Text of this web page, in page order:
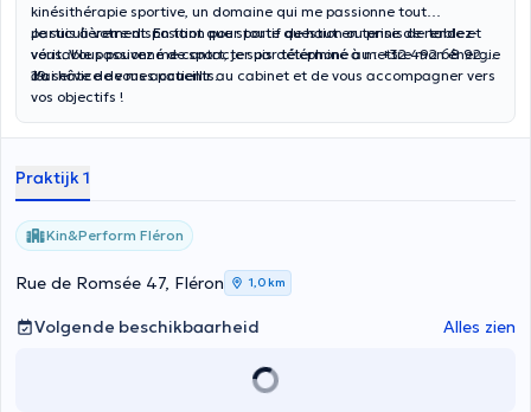
kinésithérapie sportive, un domaine qui me passionne tout
particulièrement. En tant que sportif de haut en tennis de table et
véritable passionné de sport, je suis déterminé à mettre mon énergie
au service de mes patients.
Je suis à votre disposition pour toute question ou prise de rendez-
vous. Vous pouvez me contacter par téléphone au : +32 492 68 92
19.
J'ai hâte de vous accueillir au cabinet et de vous accompagner vers
vos objectifs !
Praktijk 1
Kin&Perform Fléron
Rue de Romsée 47, Fléron 1,0 km
Volgende beschikbaarheid Alles zien